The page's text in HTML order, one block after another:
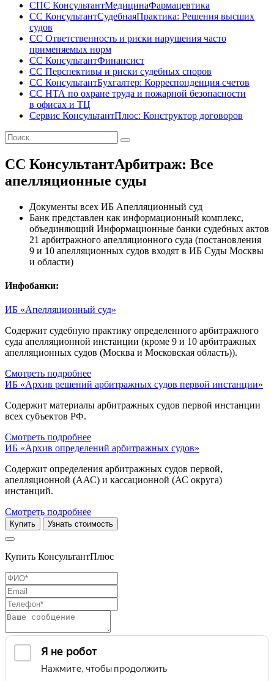
СПС КонсультантМедицинаФармацевтика
СС КонсультантСудебнаяПрактика: Решения высших
судов
СС Ответственность и риски нарушения часто
применяемых норм
СС КонсультантФинансист
СС Перспективы и риски судебных споров
СС КонсультантБухгалтер: Корреспонденция счетов
СС НТА по охране труда и пожарной безопасности
в офисах и ТЦ
Сервис КонсультантПлюс: Конструктор договоров
СС КонсультантАрбитраж: Все
апелляционные суды
Документы всех ИБ Апелляционный суд
Банк представлен как информационный комплекс,
объединяющий Информационные банки судебных актов
21 арбитражного апелляционного суда (постановления
9 и 10 апелляционных судов входят в ИБ Суды Москвы
и области)
Инфобанки:
ИБ «Апелляционный суд»
Содержит судебную практику определенного арбитражного
суда апелляционной инстанции (кроме 9 и 10 арбитражных
апелляционных судов (Москва и Московская область)).
Смотреть подробнее
ИБ «Архив решений арбитражных судов первой инстанции»
Содержит материалы арбитражных судов первой инстанции
всех субъектов РФ.
Смотреть подробнее
ИБ «Архив определений арбитражных судов»
Содержит определения арбитражных судов первой,
апелляционной (ААС) и кассационной (АС округа)
инстанций.
Смотреть подробнее
Купить Узнать стоимость
Купить КонсультантПлюс